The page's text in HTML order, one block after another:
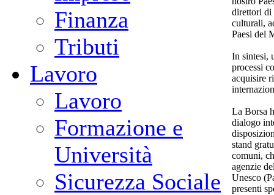
Finanza
Tributi
Lavoro
Lavoro
Formazione e
Università
Sicurezza Sociale
direttori di
culturali,
Paesi del
In sintesi,
processi
acquisire
La Borsa
dialogo
stand
comuni,
agenzie
Unesco
presenti